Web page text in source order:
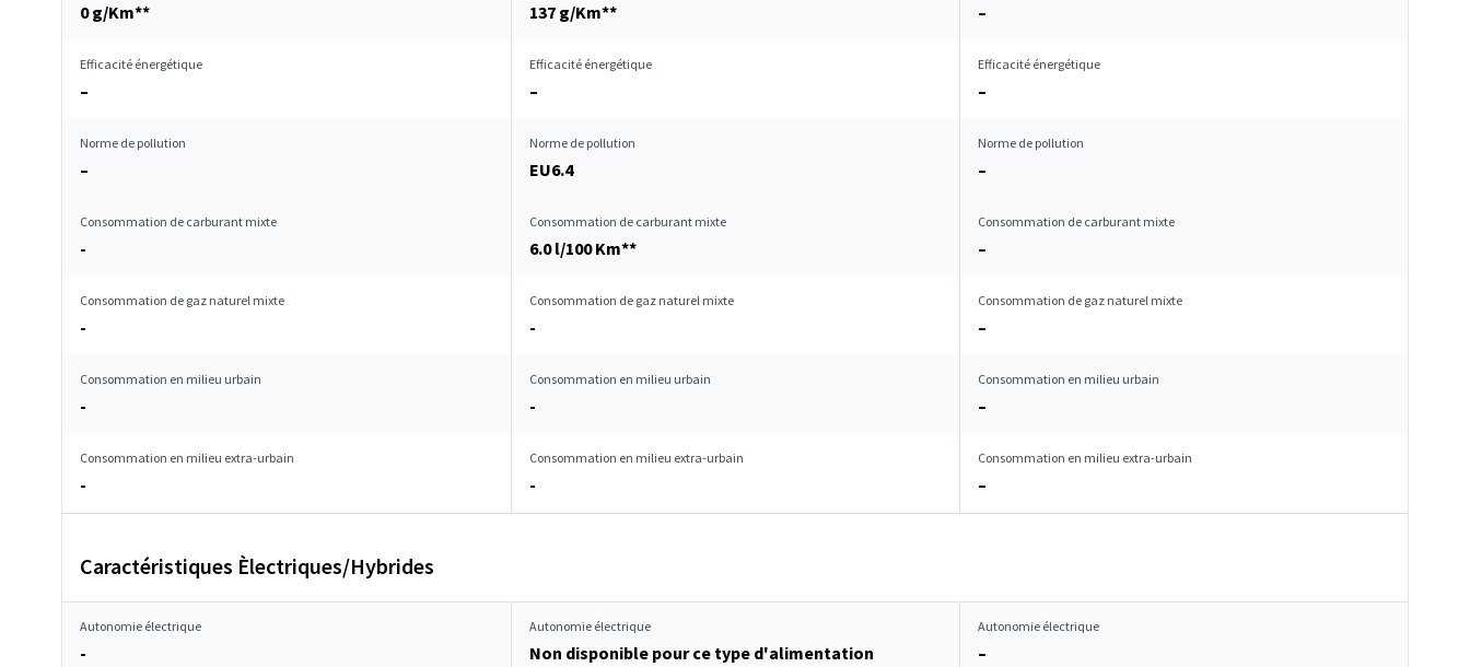
0 g/Km** 137 g/Km** –
Efficacité énergétique
–
Efficacité énergétique
–
Efficacité énergétique
–
Norme de pollution
–
Norme de pollution
EU6.4
Norme de pollution
–
Consommation de carburant mixte
-
Consommation de carburant mixte
6.0 l/100 Km**
Consommation de carburant mixte
–
Consommation de gaz naturel mixte
-
Consommation de gaz naturel mixte
-
Consommation de gaz naturel mixte
–
Consommation en milieu urbain
-
Consommation en milieu urbain
-
Consommation en milieu urbain
–
Consommation en milieu extra-urbain
-
Consommation en milieu extra-urbain
-
Consommation en milieu extra-urbain
–
Caractéristiques Èlectriques/Hybrides
Autonomie électrique
-
Autonomie électrique
Non disponible pour ce type d'alimentation
Autonomie électrique
–